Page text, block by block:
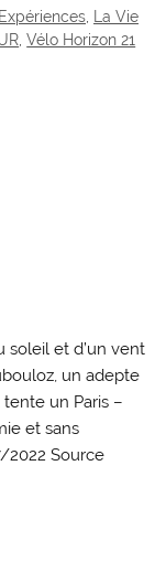
La Vie
,Vélo Horizon 21
soleil et d’un vent
un adepte
un Paris –
et sans
2022 Source